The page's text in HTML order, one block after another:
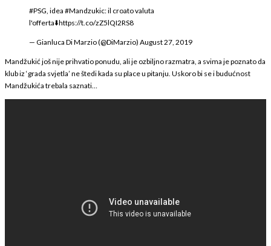
#PSG , idea #Mandzukic: il croato valuta
l'offerta⬇️https://t.co/zZ5lQI2RS8
— Gianluca Di Marzio (@DiMarzio) August 27, 2019
Mandžukić još nije prihvatio ponudu, ali je ozbiljno razmatra, a svima je poznato da
klub iz ‘grada svjetla’ ne štedi kada su place u pitanju. Uskoro bi se i budućnost
Mandžukića trebala saznati…